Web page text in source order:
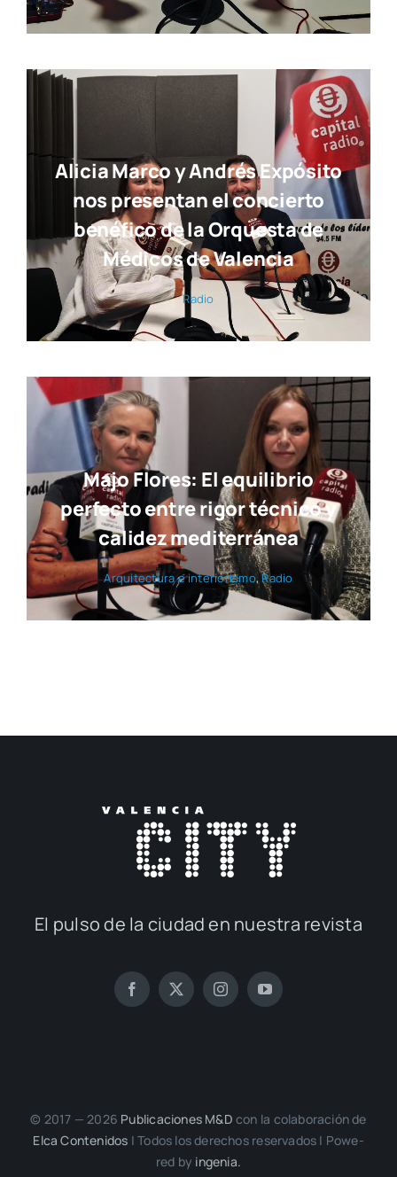
Alicia Marco y Andrés Expósito
nos presentan el concierto
benéfico de la Orquesta de
Médicos de Valencia
Radio
Majo Flores: El equilibrio
perfecto entre rigor técnico y
calidez mediterránea
Arqui­tec­tu­ra e inte­rio­ris­mo,Radio
El pul­so de la ciu­dad en nues­tra revis­ta
© 2017 — 2026 Publi­ca­cio­nes M&D con la cola­bo­ra­ción de
Elca Con­te­ni­dos | Todos los dere­chos reser­va­dos | Powe­
red by inge­nia.